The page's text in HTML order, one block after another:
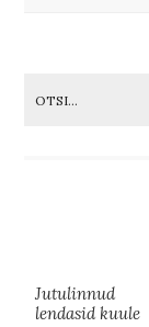
Jutulinnud
lendasid kuule